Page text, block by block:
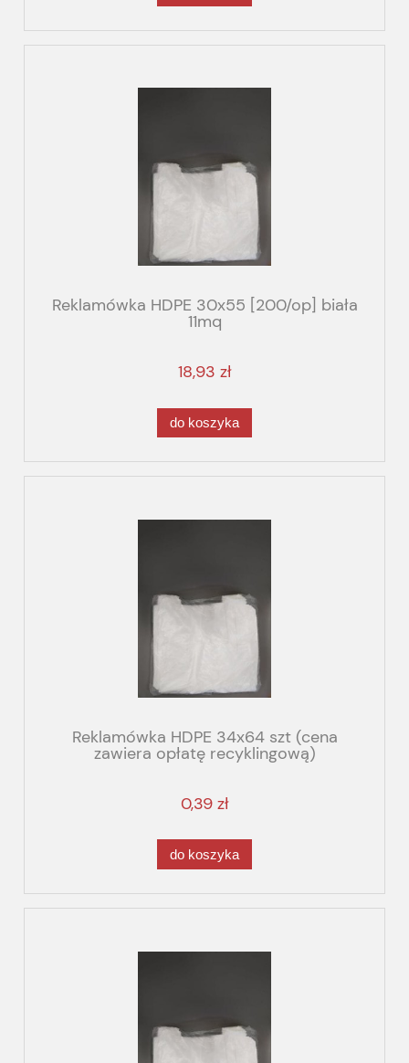
Reklamówka HDPE 30x55 [200/op] biała
11mq
18,93 zł
do koszyka
Reklamówka HDPE 34x64 szt (cena
zawiera opłatę recyklingową)
0,39 zł
do koszyka